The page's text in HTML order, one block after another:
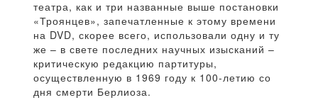
театра, как и три названные выше постановки
«Троянцев», запечатленные к этому времени
на DVD, скорее всего, использовали одну и ту
же – в свете последних научных изысканий –
критическую редакцию партитуры,
осуществленную в 1969 году к 100-летию со
дня смерти Берлиоза.